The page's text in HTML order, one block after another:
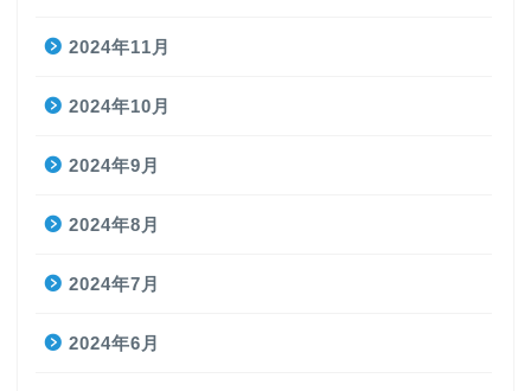
2024年11月
2024年10月
2024年9月
2024年8月
2024年7月
2024年6月